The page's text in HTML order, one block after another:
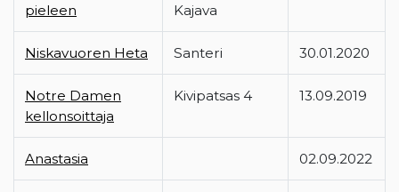
pieleen
Kajava
Niskavuoren Heta Santeri 30.01.2020
Notre Damen
kellonsoittaja
Kivipatsas 4 13.09.2019
Anastasia 02.09.2022